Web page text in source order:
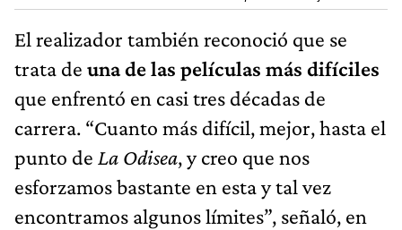
El realizador también reconoció que se
trata de una de las películas más difíciles
que enfrentó en casi tres décadas de
carrera. “Cuanto más difícil, mejor, hasta el
punto de La Odisea, y creo que nos
esforzamos bastante en esta y tal vez
encontramos algunos límites”, señaló, en